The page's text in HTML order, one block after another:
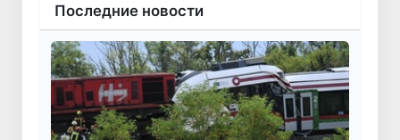
Последние новости